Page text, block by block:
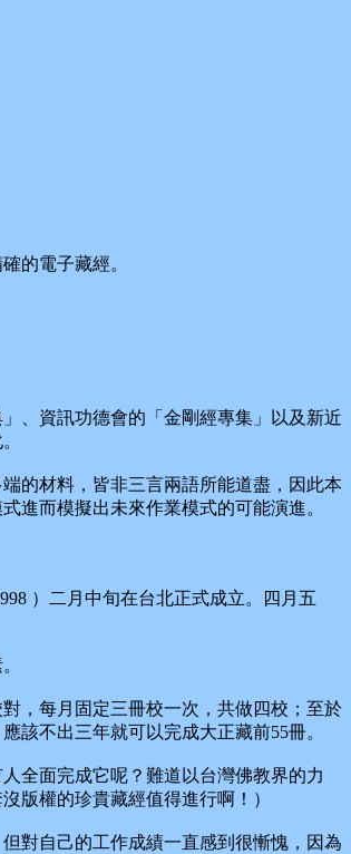
的電子藏經。
、資訊功德會的「金剛經專集」以及新近
的材料，皆非三言兩語所能道盡，因此本
進而模擬出未來作業模式的可能演進。
）二月中旬在台北正式成立。四月五
，每月固定三冊校一次，共做四校；至於
該不出三年就可以完成大正藏前55冊。
全面完成它呢？難道以台灣佛教界的力
版權的珍貴藏經值得進行啊！）
對自己的工作成績一直感到很慚愧，因為